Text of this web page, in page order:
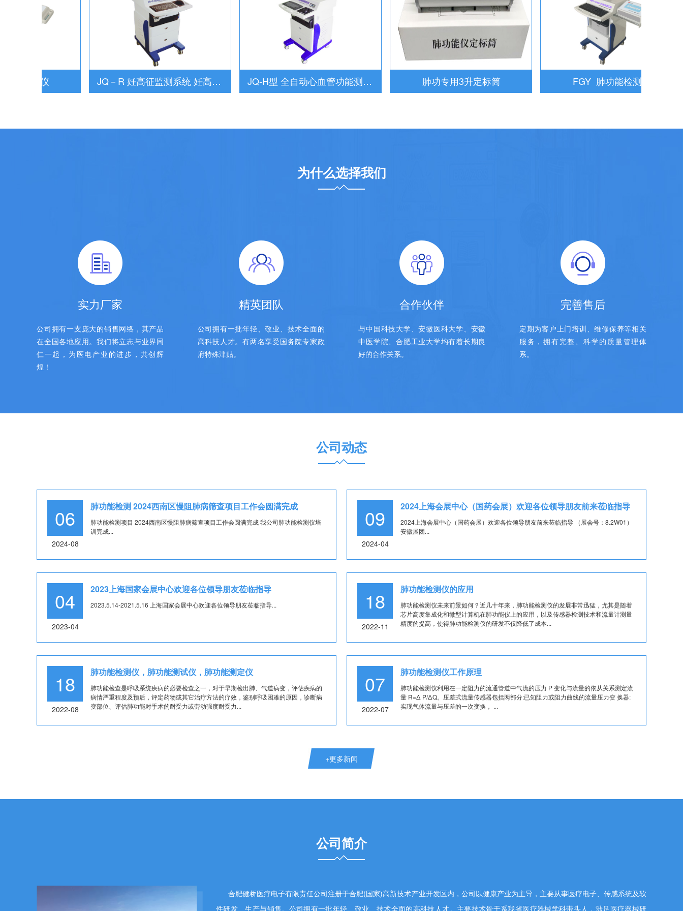
JQ－R 妊高征监测系统 妊高征检测仪 JQ-H型 全自动心血管功能测试诊断仪 肺功专用3升定标筒 FGY 肺功能检测仪
为什么选择我们
实力厂家
公司拥有一支庞大的销售网络，其产品
在全国各地应用。我们将立志与业界同
仁一起，为医电产业的进步，共创辉
煌！
精英团队
公司拥有一批年轻、敬业、技术全面的
高科技人才。有两名享受国务院专家政
府特殊津贴。
合作伙伴
与中国科技大学、安徽医科大学、安徽
中医学院、合肥工业大学均有着长期良
好的合作关系。
完善售后
定期为客户上门培训、维修保养等相关
服务，拥有完整、科学的质量管理体
系。
公司动态
06
2024-08
肺功能检测 2024西南区慢阻肺病筛查项目工作会圆满完成
肺功能检测项目 2024西南区慢阻肺病筛查项目工作会圆满完成 我公司肺功能检测仪培
训完成...
09
2024-04
2024上海会展中心（国药会展）欢迎各位领导朋友前来莅临指导
2024上海会展中心（国药会展）欢迎各位领导朋友前来莅临指导 （展会号：8.2W01）
安徽展团...
04
2023-04
2023上海国家会展中心欢迎各位领导朋友莅临指导
2023.5.14-2021.5.16 上海国家会展中心欢迎各位领导朋友莅临指导... 18
2022-11
肺功能检测仪的应用
肺功能检测仪未来前景如何？近几十年来，肺功能检测仪的发展非常迅猛，尤其是随着
芯片高度集成化和微型计算机在肺功能仪上的应用，以及传感器检测技术和流量计测量
精度的提高，使得肺功能检测仪的研发不仅降低了成本...
18
2022-08
肺功能检测仪，肺功能测试仪，肺功能测定仪
肺功能检查是呼吸系统疾病的必要检查之一，对于早期检出肺、气道病变，评估疾病的
病情严重程度及预后，评定药物或其它治疗方法的疗效，鉴别呼吸困难的原因，诊断病
变部位、评估肺功能对手术的耐受力或劳动强度耐受力...
07
2022-07
肺功能检测仪工作原理
肺功能检测仪利用在一定阻力的流通管道中气流的压力 P 变化与流量的依从关系测定流
量 R=Δ P/ΔQ。压差式流量传感器包括两部分:已知阻力或阻力曲线的流量压力变 换器:
实现气体流量与压差的一次变换， ...
+更多新闻
公司简介
合肥健桥医疗电子有限责任公司注册于合肥(国家)高新技术产业开发区内，公司以健康产业为主导，主要从事医疗电子、传感系统及软
件研发、生产与销售。公司拥有一批年轻、敬业、技术全面的高科技人才。主要技术骨干系我省医疗器械学科带头人，涉足医疗器械研